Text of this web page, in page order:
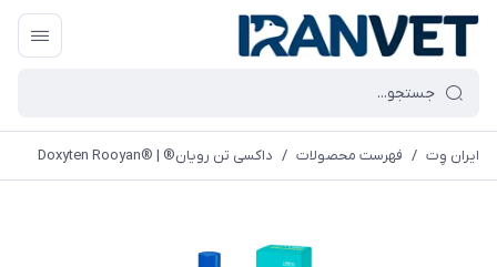
ایران وِت / فهرست محصولات / داکسی تن رويان® | ®Doxyten Rooyan